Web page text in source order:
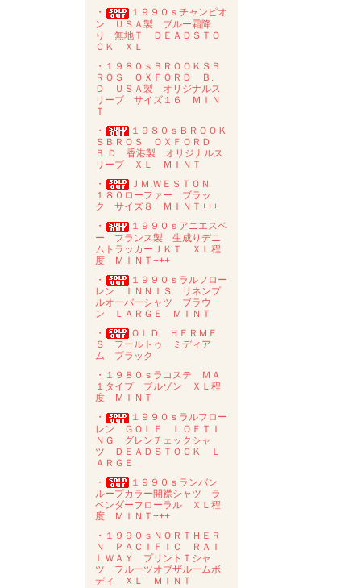
・
１９９０ｓチャンピオ
ン ＵＳＡ製 ブルー霜降
り 無地Ｔ ＤＥＡＤＳＴＯ
ＣＫ ＸＬ
・１９８０ｓＢＲＯＯＫＳＢ
ＲＯＳ ＯＸＦＯＲＤ Ｂ.
Ｄ ＵＳＡ製 オリジナルス
リーブ サイズ１６ ＭＩＮ
Ｔ
・
１９８０ｓＢＲＯＯＫ
ＳＢＲＯＳ ＯＸＦＯＲＤ
Ｂ.Ｄ 香港製 オリジナルス
リーブ ＸＬ ＭＩＮＴ
・
ＪＭ.ＷＥＳＴＯＮ
１８０ローファー ブラッ
ク サイズ８ ＭＩＮＴ+++
・
１９９０ｓアニエスベ
ー フランス製 生成りデニ
ムトラッカーＪＫＴ ＸＬ程
度 ＭＩＮＴ+++
・
１９９０ｓラルフロー
レン ＩＮＮＩＳ リネンプ
ルオーバーシャツ ブラウ
ン ＬＡＲＧＥ ＭＩＮＴ
・
ＯＬＤ ＨＥＲＭＥ
Ｓ フールトゥ ミディア
ム ブラック
・１９８０ｓラコステ ＭＡ
１タイプ ブルゾン ＸＬ程
度 ＭＩＮＴ
・
１９９０ｓラルフロー
レン ＧＯＬＦ ＬＯＦＴＩ
ＮＧ グレンチェックシャ
ツ ＤＥＡＤＳＴＯＣＫ Ｌ
ＡＲＧＥ
・
１９９０ｓランバン
ループカラー開襟シャツ ラ
ベンダーフローラル ＸＬ程
度 ＭＩＮＴ+++
・１９９０ｓＮＯＲＴＨＥＲ
Ｎ ＰＡＣＩＦＩＣ ＲＡＩ
ＬＷＡＹ プリントＴシャ
ツ フルーツオブザルームボ
ディ ＸＬ ＭＩＮＴ